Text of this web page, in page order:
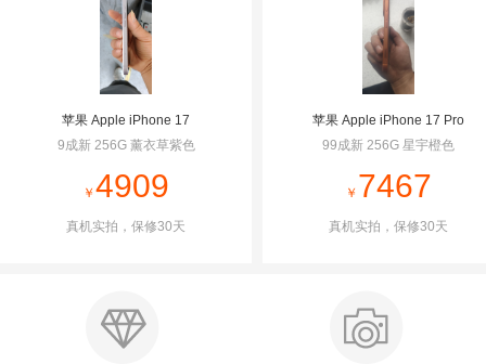
苹果 Apple iPhone 17
9成新 256G 薰衣草紫色
￥
真机实拍，保修30天
苹果 Apple iPhone 17 Pro
99成新 256G 星宇橙色
￥
真机实拍，保修30天